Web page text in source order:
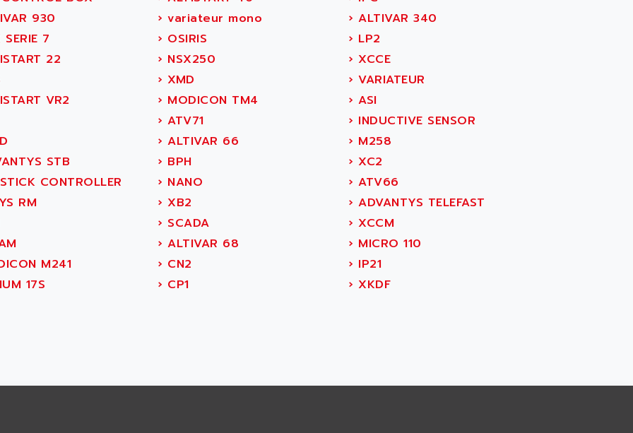
930 › variateur mono › ALTIVAR 340
SERIE 7 › OSIRIS › LP2
22 › NSX250 › XCCE
› XMD › VARIATEUR
VR2 › MODICON TM4 › ASI
› ATV71 › INDUCTIVE SENSOR
› ALTIVAR 66 › M258
STB › BPH › XC2
CONTROLLER › NANO › ATV66
RM › XB2 › ADVANTYS TELEFAST
› SCADA › XCCM
› ALTIVAR 68 › MICRO 110
M241 › CN2 › IP21
17S › CP1 › XKDF